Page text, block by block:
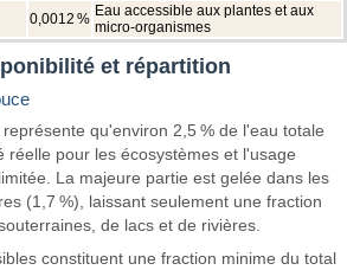
0,0012 % Eau accessible aux plantes et aux
micro-organismes
et répartition
qu'environ 2,5 % de l'eau totale
réelle pour les écosystèmes et l'usage
La majeure partie est gelée dans les
(1,7 %), laissant seulement une fraction
de lacs et de rivières.
constituent une fraction minime du total